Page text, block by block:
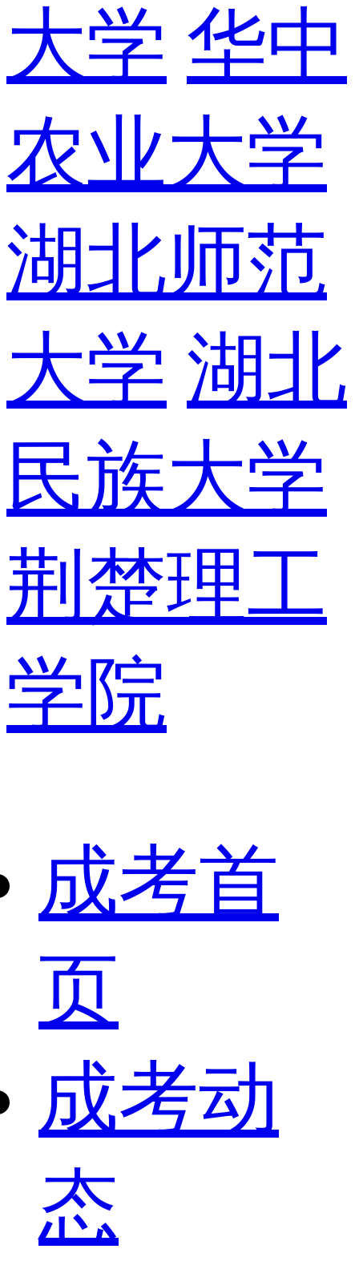
大学 华中
农业大学
湖北师范
大学 湖北
民族大学
荆楚理工
学院
成考首
页
成考动
态